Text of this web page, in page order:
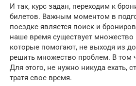
И так, курс задан, переходим к
билетов. Важным моментом в
поездке является поиск и
наше время существует множество
которые помогают, не выходя из
решить множество проблем. В том
Для этого, не нужно никуда ехать,
тратя свое время.